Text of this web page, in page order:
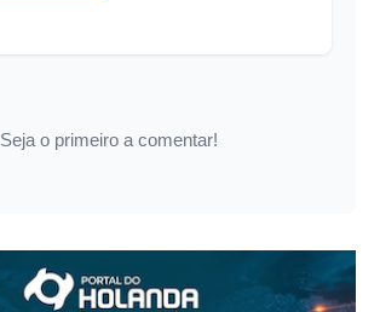
Seja o primeiro a comentar!